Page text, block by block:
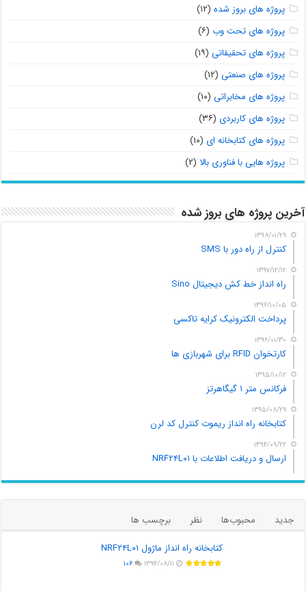
پروژه های بروز شده (۱۲)
پروژه های تحت وب (۶)
پروژه های تحقیقاتی (۱۹)
پروژه های صنعتی (۱۲)
پروژه های مخابراتی (۱۰)
پروژه های کاربردی (۳۶)
پروژه های کتابخانه ای (۱۰)
پروژه هایی با فناوری بالا (۲)
آخرین پروژه های بروز شده
۱۳۹۸/۰۱/۲۹
کنترل از راه دور با SMS
۱۳۹۷/۱۲/۱۲
راه انداز خط کش دیجیتال Sino
۱۳۹۶/۱۰/۰۵
پرداخت الکترونیک کرایه تاکسی
۱۳۹۶/۰۱/۳۰
کارتخوان RFID برای شهربازی ها
۱۳۹۵/۱۰/۱۲
فرکانس متر ۱ گیگاهرتز
۱۳۹۵/۰۸/۲۹
کتابخانه راه انداز ریموت کنترل کد لرن
۱۳۹۴/۰۹/۲۲
ارسال و دریافت اطلاعات با NRF۲۴L۰۱
جدید محبوب‌ها نظر
برچسب ها
کتابخانه راه انداز ماژول NRF۲۴L۰۱
۱۳۹۴/۰۸/۱۱ ۱۰۶